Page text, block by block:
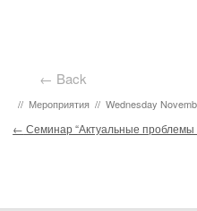
← Back
// Мероприятия // Wednesday
Post navigation
← Семинар “Актуальные проблемы